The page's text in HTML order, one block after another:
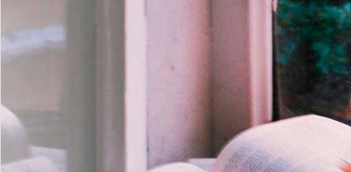
es
Com imersão Bilingue - Anos
Finais